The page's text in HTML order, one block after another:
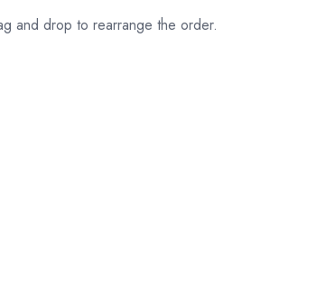
and drop to rearrange the order.